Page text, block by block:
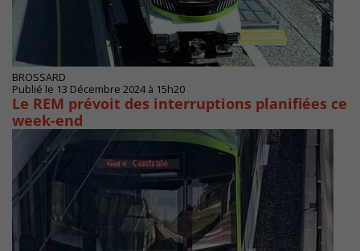
BROSSARD
Publié le 13 Décembre 2024 à 15h20
Le REM prévoit des interruptions planifiées ce
week-end